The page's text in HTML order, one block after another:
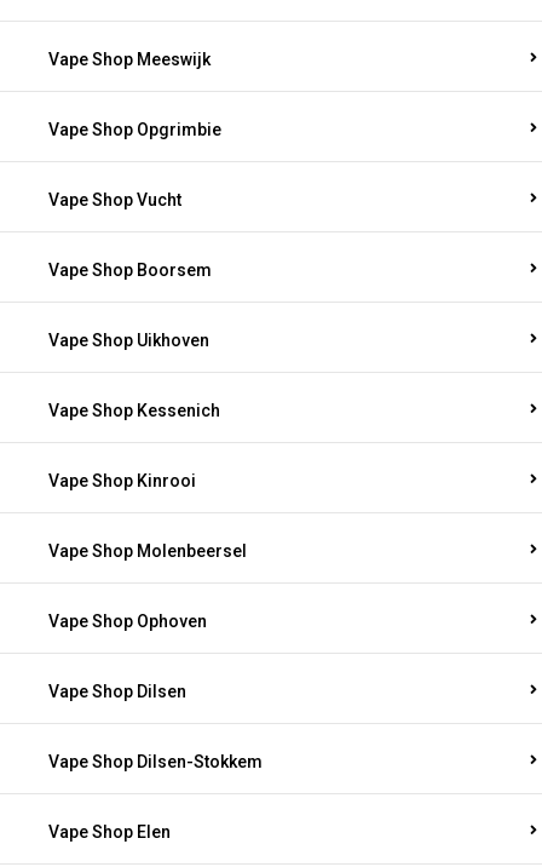
Vape Shop Meeswijk
Vape Shop Opgrimbie
Vape Shop Vucht
Vape Shop Boorsem
Vape Shop Uikhoven
Vape Shop Kessenich
Vape Shop Kinrooi
Vape Shop Molenbeersel
Vape Shop Ophoven
Vape Shop Dilsen
Vape Shop Dilsen-Stokkem
Vape Shop Elen